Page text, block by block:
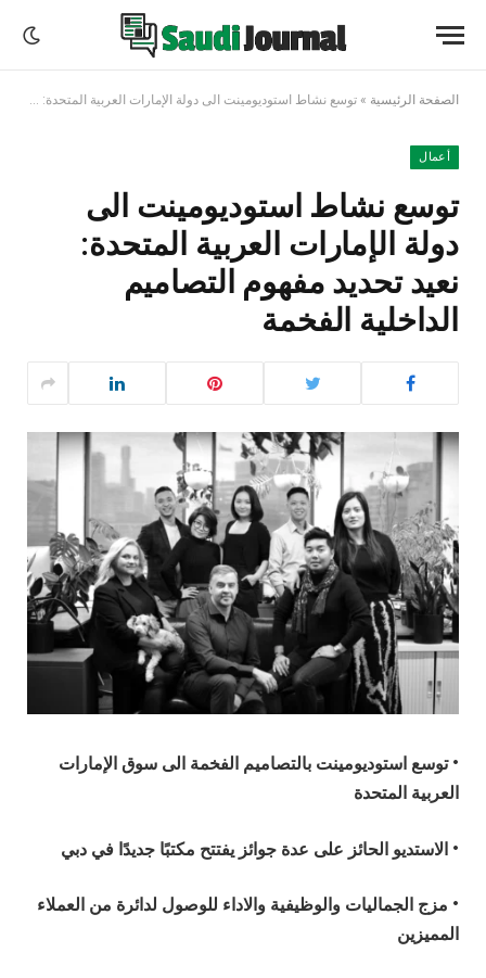
الصفحة الرئيسية » توسع نشاط استوديومينت الى دولة الإمارات العربية المتحدة: نعيد تحديد مفهوم التصاميم الداخلية الفخمة
أعمال
توسع نشاط استوديومينت الى
دولة الإمارات العربية المتحدة:
نعيد تحديد مفهوم التصاميم
الداخلية الفخمة
• توسع استوديومينت بالتصاميم الفخمة الى سوق الإمارات
العربية المتحدة
• الاستديو الحائز على عدة جوائز يفتتح مكتبًا جديدًا في دبي
• مزج الجماليات والوظيفية والاداء للوصول لدائرة من العملاء
المميزين